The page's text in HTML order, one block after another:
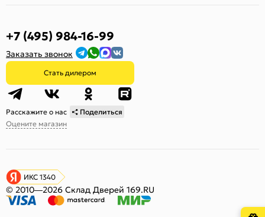
+7 (495) 984-16-99
Заказать звонок
Стать дилером
Расскажите о нас
Поделиться
Оцените магазин
ИКС 1340
© 2010—2026 Склад Дверей 169.RU